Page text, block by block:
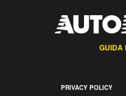
GUIDA
PRIVACY POLICY